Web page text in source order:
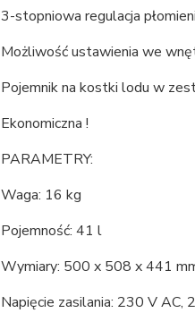
3-stopniowa regulacja
Możliwość ustawienia we
Pojemnik na kostki lodu w
Ekonomiczna !
PARAMETRY:
Waga: 16 kg
Pojemność: 41 l
Wymiary: 500 x 508 x 441
Napięcie zasilania: 230 V AC,